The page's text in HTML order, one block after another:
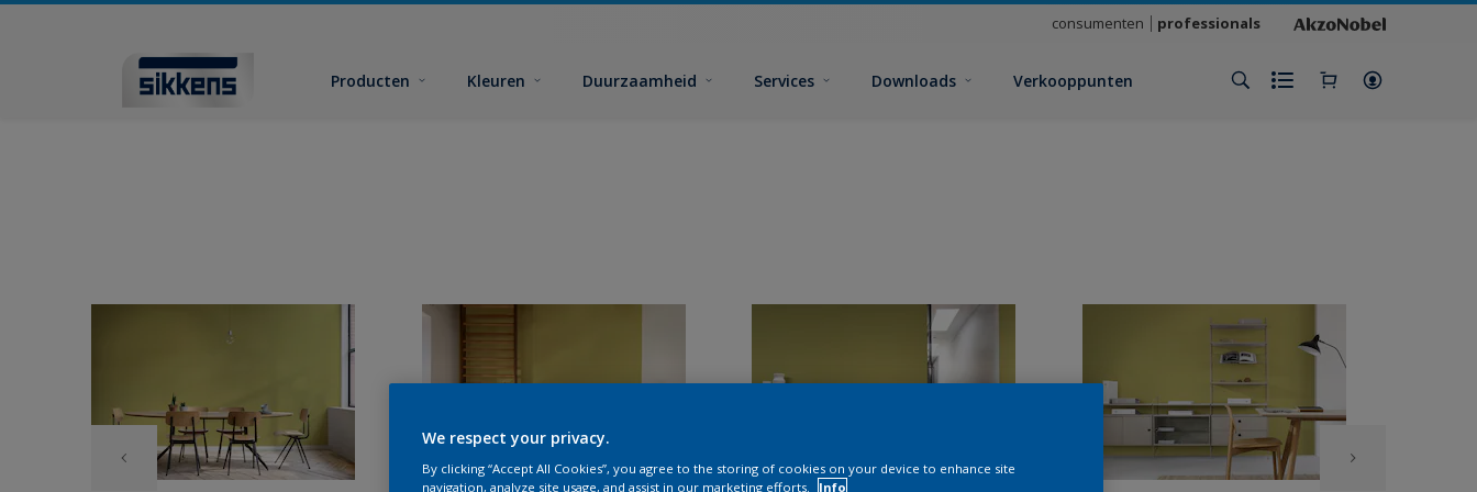
consumenten professionals
Producten Kleuren Duurzaamheid Services Downloads Verkooppunten
We respect your privacy.
By clicking “Accept All Cookies”, you agree to the storing of cookies on your device to enhance site
navigation, analyze site usage, and assist in our marketing efforts.
Info